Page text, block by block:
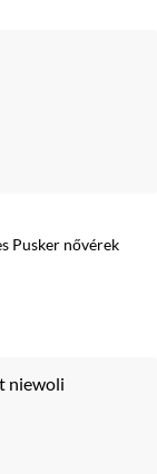
Pusker nővérek
niewoli